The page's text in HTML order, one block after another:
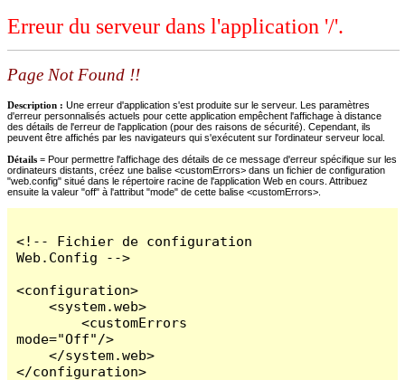
Erreur du serveur dans l'application '/'.
Page Not Found !!
Description : Une erreur d'application s'est produite sur le serveur. Les paramètres
d'erreur personnalisés actuels pour cette application empêchent l'affichage à distance
des détails de l'erreur de l'application (pour des raisons de sécurité). Cependant, ils
peuvent être affichés par les navigateurs qui s'exécutent sur l'ordinateur serveur local.
Détails = Pour permettre l'affichage des détails de ce message d'erreur spécifique sur les
ordinateurs distants, créez une balise <customErrors> dans un fichier de configuration
"web.config" situé dans le répertoire racine de l'application Web en cours. Attribuez
ensuite la valeur "off" à l'attribut "mode" de cette balise <customErrors>.
<!-- Fichier de configuration
Web.Config -->
<configuration>
    <system.web>
        <customErrors
mode="Off"/>
    </system.web>
</configuration>